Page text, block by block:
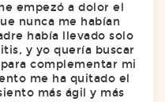
empezó a dolor el
nunca me habían
había llevado solo
y yo quería buscar
complementar mi
me ha quitado el
más ágil y más